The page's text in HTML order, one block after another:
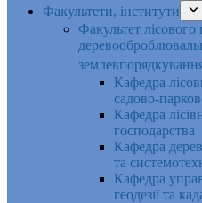
Факультети, інститути
Факультет лісового
Кафедра
садово-
Кафедра
господарства
Кафедра
та
Кафедра
геодезії та